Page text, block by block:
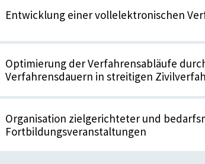
Entwicklung einer vollelektronischen
Optimierung der Verfahrensabläufe
Verfahrensdauern in streitigen
Organisation zielgerichteter und
Fortbildungsveranstaltungen